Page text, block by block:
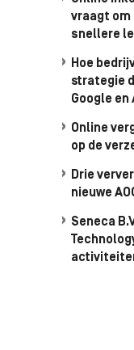
vraagt
snellere
Hoe
strategie
Google
Online
op de
Drie
nieuwe
Seneca